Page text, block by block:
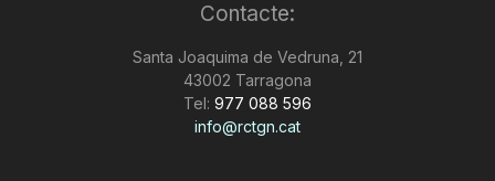
Contacte:
Santa Joaquima de Vedruna, 21
43002 Tarragona
Tel: 977 088 596
info@rctgn.cat